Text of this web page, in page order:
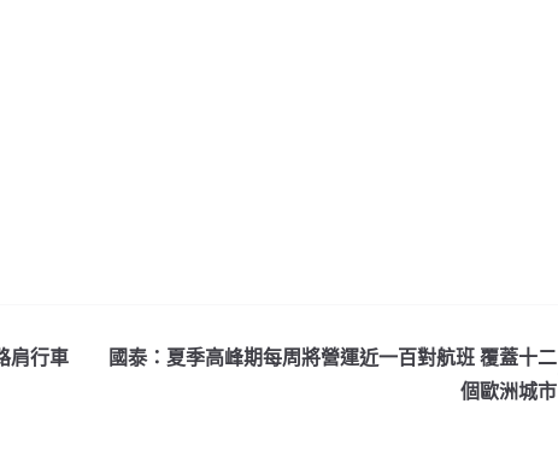
肩行車
國泰：夏季高峰期每周將營運近一百對航班 覆蓋十二
個歐洲城市